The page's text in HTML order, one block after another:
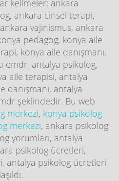
kelimeler; ankara
ankara cinsel terapi,
vajinismus, ankara
pedagog, konya aile
konya aile danışmanı,
emdr, antalya psikolog,
aile terapisi, antalya
danışmanı, antalya
şeklindedir. Bu web
merkezi, konya psikolog
merkezi, ankara psikolog
yorumları, antalya
psikolog ücretleri,
antalya psikolog ücretleri